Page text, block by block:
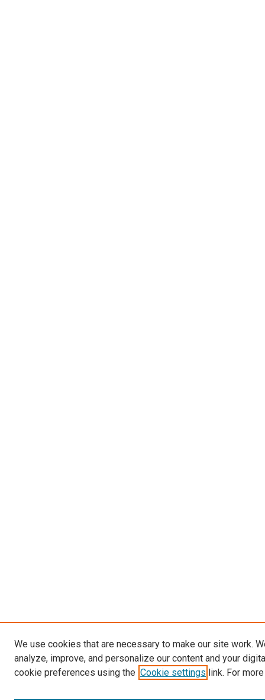
We use cookies that are necessary to make our site work.
analyze, improve, and personalize our content and your
cookie preferences using the Cookie settings link. For